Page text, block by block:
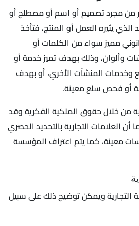
من مجرد تصميم أو اسم أو مصطلح أو
يثيره العمل أو المنتج، فتأخذ
مميز سواء من الكلمات أو
وألوان، وذلك بهدف تميز خدمة أو
المنشآت الأخري، أو بهدف
أو فحص سلع معينة.
من خلال حقوق الملكية الفكرية وقد
أن العلامات التجارية بالتحديد الحصري
معينة، كما يتم اعتراف المؤسسة
التجارية ويمكن توضيح ذلك على سبيل